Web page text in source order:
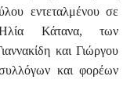
εντεταλμένου σε
Ηλία Κάτανα, των
και Γιώργου
και φορέων